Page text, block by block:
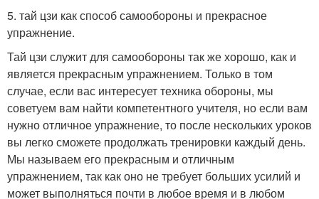
5. тай цзи как способ самообороны и прекрасное
упражнение.
Тай цзи служит для самообороны так же хорошо, как и
является прекрасным упражнением. Только в том
случае, если вас интересует техника обороны, мы
советуем вам найти компетентного учителя, но если вам
нужно отличное упражнение, то после нескольких уроков
вы легко сможете продолжать тренировки каждый день.
Мы называем его прекрасным и отличным
упражнением, так как оно не требует больших усилий и
может выполняться почти в любое время и в любом